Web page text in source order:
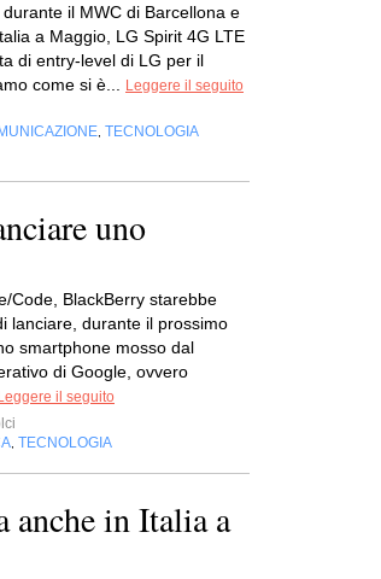
il MWC di Barcellona e
a Maggio, LG Spirit 4G LTE
di entry-level di LG per il
come si è...
Leggere il seguito
TECNOLOGIA
uno
Code, BlackBerry starebbe
lanciare, durante il prossimo
smartphone mosso dal
di Google, ovvero
Leggere il seguito
TECNOLOGIA
anche in Italia a